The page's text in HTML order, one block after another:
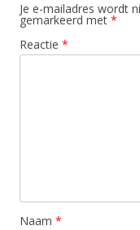
Je e-mailadres wordt
gemarkeerd met *
Reactie *
Naam *